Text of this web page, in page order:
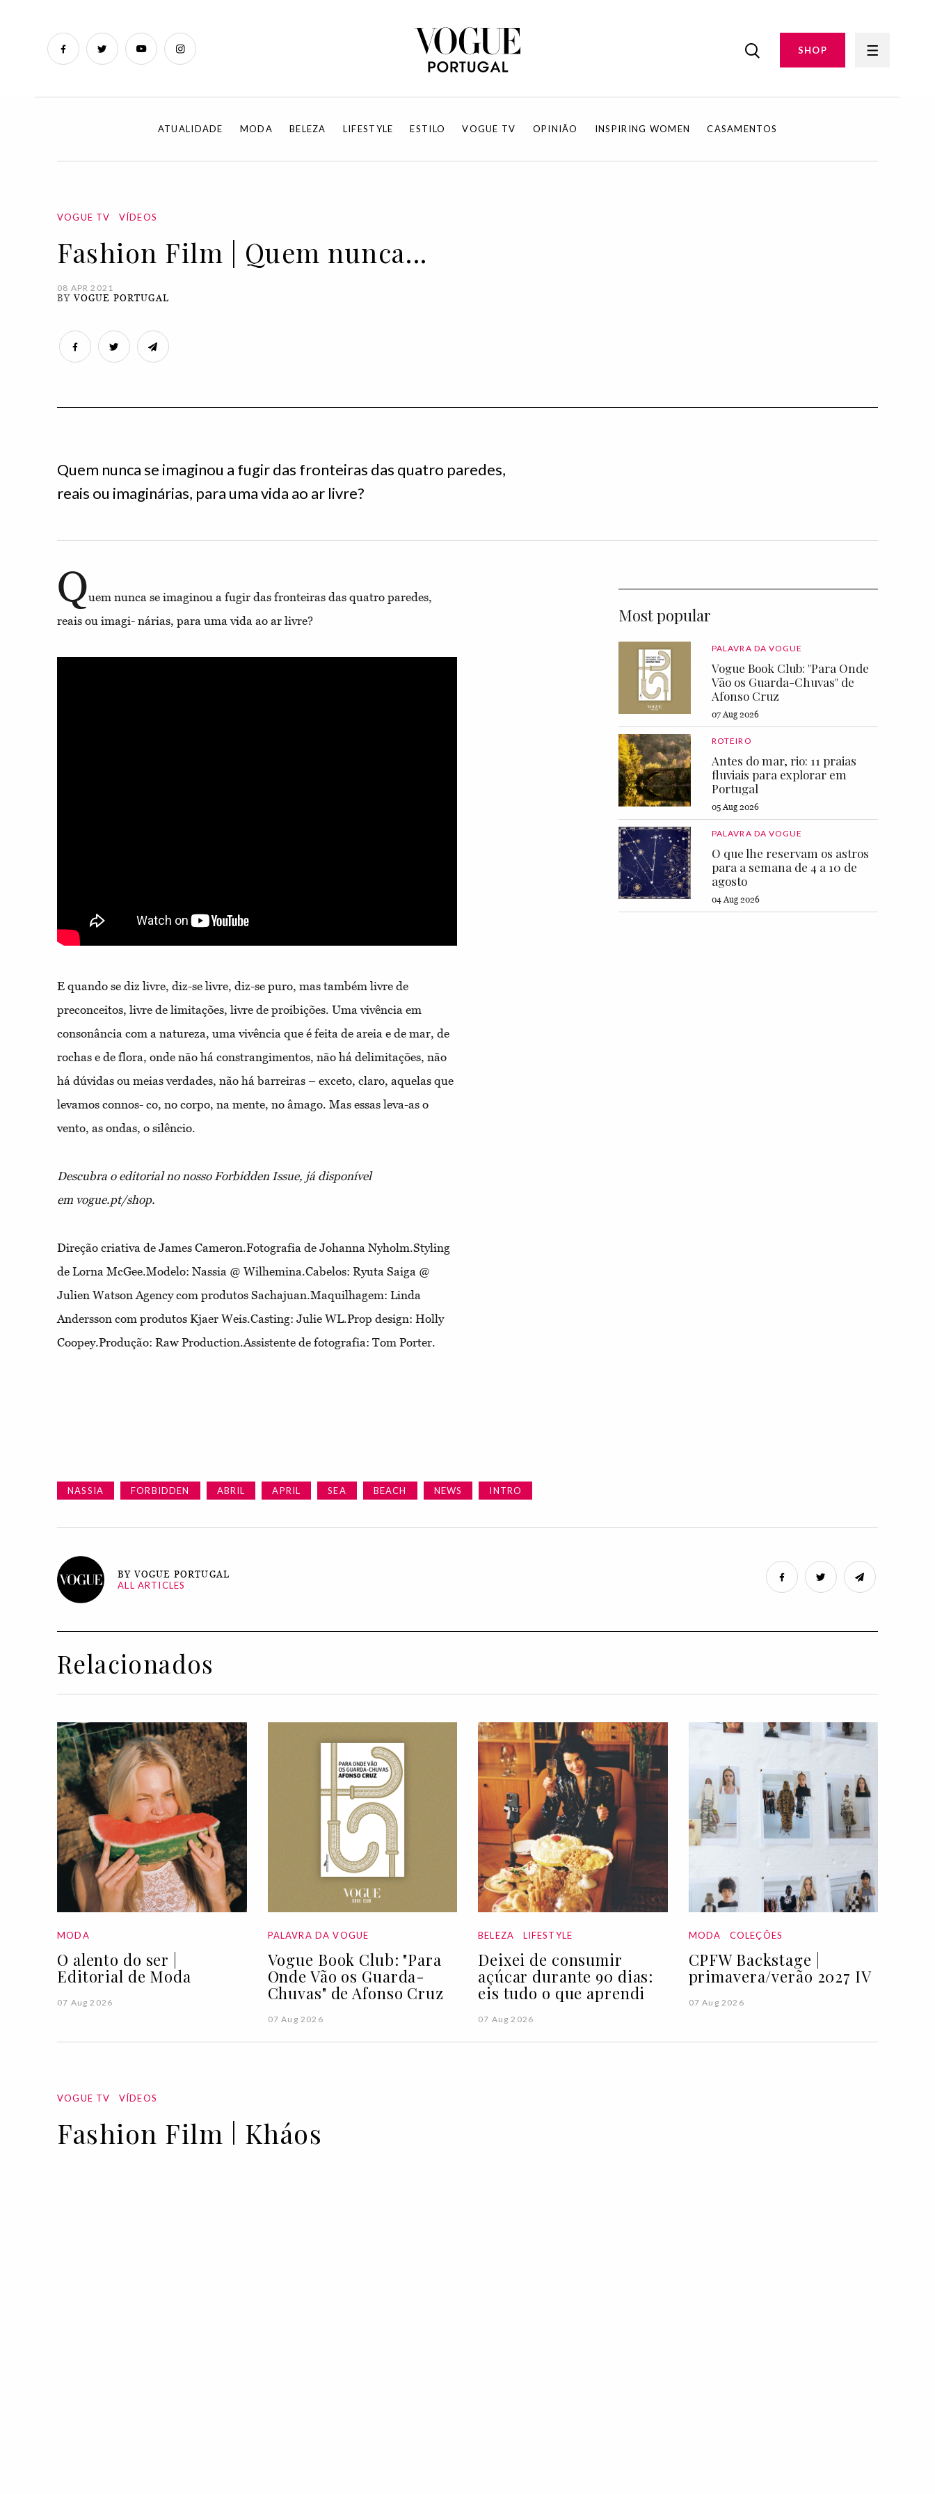
SHOP
ATUALIDADE MODA BELEZA LIFESTYLE ESTILO VOGUE TV OPINIÃO INSPIRING WOMEN CASAMENTOS
VOGUE TV VÍDEOS
Fashion Film | Quem nunca...
08 APR 2021
BYVOGUE PORTUGAL
Quem nunca se imaginou a fugir das fronteiras das quatro paredes,
reais ou imaginárias, para uma vida ao ar livre?
Quem nunca se imaginou a fugir das fronteiras das quatro paredes,
reais ou imagi- nárias, para uma vida ao ar livre?
E quando se diz livre, diz-se livre, diz-se puro, mas também livre de
preconceitos, livre de limitações, livre de proibições. Uma vivência em
consonância com a natureza, uma vivência que é feita de areia e de mar, de
rochas e de flora, onde não há constrangimentos, não há delimitações, não
há dúvidas ou meias verdades, não há barreiras – exceto, claro, aquelas que
levamos connos- co, no corpo, na mente, no âmago. Mas essas leva-as o
vento, as ondas, o silêncio.
Descubra o editorial no nosso Forbidden Issue, já disponível
em vogue.pt/shop.
Direção criativa de James Cameron.Fotografia de Johanna Nyholm.Styling
de Lorna McGee.Modelo: Nassia @ Wilhemina.Cabelos: Ryuta Saiga @
Julien Watson Agency com produtos Sachajuan.Maquilhagem: Linda
Andersson com produtos Kjaer Weis.Casting: Julie WL.Prop design: Holly
Coopey.Produção: Raw Production.Assistente de fotografia: Tom Porter.
Most popular
PALAVRA DA VOGUE
Vogue Book Club: "Para Onde
Vão os Guarda-Chuvas" de
Afonso Cruz
07 Aug 2026
ROTEIRO
Antes do mar, rio: 11 praias
fluviais para explorar em
Portugal
05 Aug 2026
PALAVRA DA VOGUE
O que lhe reservam os astros
para a semana de 4 a 10 de
agosto
04 Aug 2026
NASSIA FORBIDDEN ABRIL APRIL SEA BEACH NEWS INTRO
BY VOGUE PORTUGAL
ALL ARTICLES
Relacionados
MODA
O alento do ser |
Editorial de Moda
07 Aug 2026
PALAVRA DA VOGUE
Vogue Book Club: "Para
Onde Vão os Guarda-
Chuvas" de Afonso Cruz
07 Aug 2026
BELEZA LIFESTYLE
Deixei de consumir
açúcar durante 90 dias:
eis tudo o que aprendi
07 Aug 2026
MODA COLEÇÕES
CPFW Backstage |
primavera/verão 2027 IV
07 Aug 2026
VOGUE TV VÍDEOS
Fashion Film | Kháos